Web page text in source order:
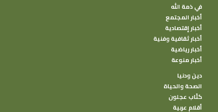
في ذمة الله
أخبار المجتمع
أخبار إقتصادية
أخبار ثقافية وفنية
أخبار رياضية
أخبار منوعة
دين ودنيا
الصحة والحياة
كتًاب عجلون
أقلام عربية